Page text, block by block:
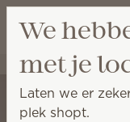
Petra
We
met je
Laten we er
plek shopt.